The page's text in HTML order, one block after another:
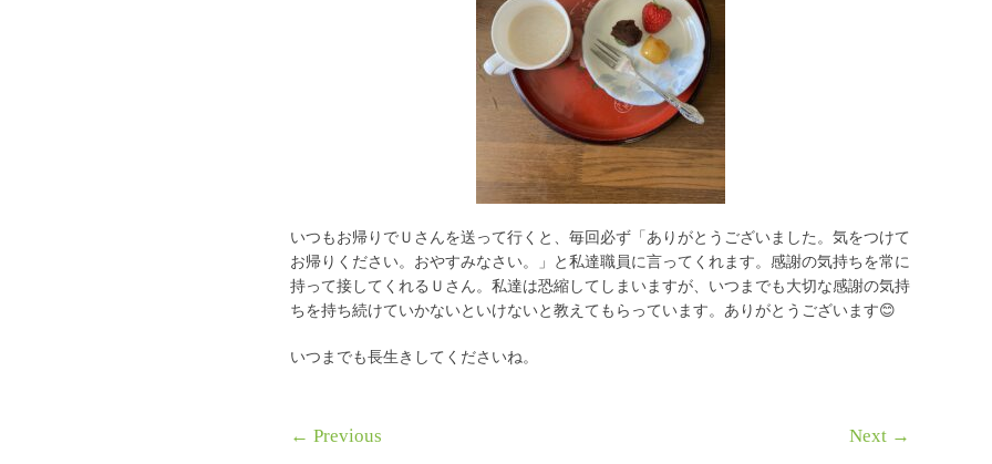
いつもお帰りでＵさんを送って行くと、毎回必ず「ありがとうございました。気をつけて
お帰りください。おやすみなさい。」と私達職員に言ってくれます。感謝の気持ちを常に
持って接してくれるＵさん。私達は恐縮してしまいますが、いつまでも大切な感謝の気持
ちを持ち続けていかないといけないと教えてもらっています。ありがとうございます😊
いつまでも長生きしてくださいね。
← Previous Next →